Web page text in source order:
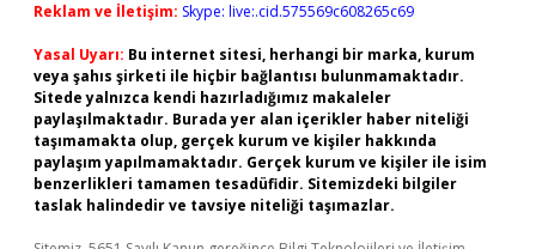
Reklam ve İletişim: Skype: live:.cid.575569c608265c69
Yasal Uyarı: Bu internet sitesi, herhangi bir marka, kurum
veya şahıs şirketi ile hiçbir bağlantısı bulunmamaktadır.
Sitede yalnızca kendi hazırladığımız makaleler
paylaşılmaktadır. Burada yer alan içerikler haber niteliği
taşımamakta olup, gerçek kurum ve kişiler hakkında
paylaşım yapılmamaktadır. Gerçek kurum ve kişiler ile isim
benzerlikleri tamamen tesadüfidir. Sitemizdeki bilgiler
taslak halindedir ve tavsiye niteliği taşımazlar.